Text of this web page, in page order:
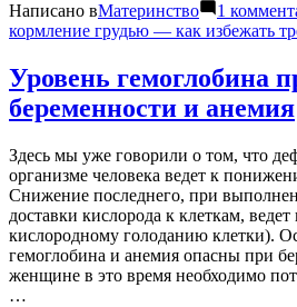
Написано вМатеринство 1
кормление грудью — как избежать
Уровень гемоглобина
беременности и анемия
Здесь мы уже говорили о том, что
организме человека ведет к
Снижение последнего, при
доставки кислорода к клеткам,
кислородному голоданию клетки).
гемоглобина и анемия опасны при
женщине в это время необходимо
…